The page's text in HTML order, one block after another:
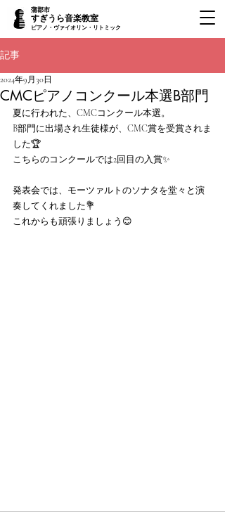
蒲郡市
すぎうら音楽教室
ピアノ・ヴァイオリン・リトミック
記事
CMCピアノコンクール本選B部門
2024年9月30日
夏に行われた、CMCコンクール本選。
B部門に出場され生徒様が、CMC賞を受賞されま
した🏆
こちらのコンクールでは2回目の入賞✨
発表会では、モーツァルトのソナタを堂々と演
奏してくれました💐
これからも頑張りましょう😊